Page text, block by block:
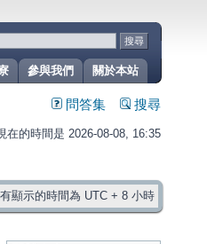
關於本站
參與我們
問答集 搜尋
在的時間是 2026-08-08, 16:35
顯示的時間為 UTC + 8 小時